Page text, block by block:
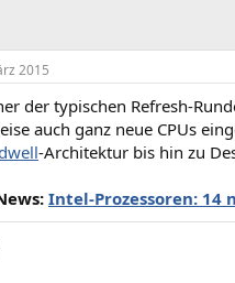
2015
der typischen Refresh-
auch ganz neue CPUs
-Architektur bis hin zu
Intel-Prozessoren: 14